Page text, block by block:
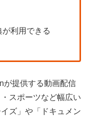
利用できる
が提供する動画配信
スポーツなど幅広い
ズ」や「ドキュメン